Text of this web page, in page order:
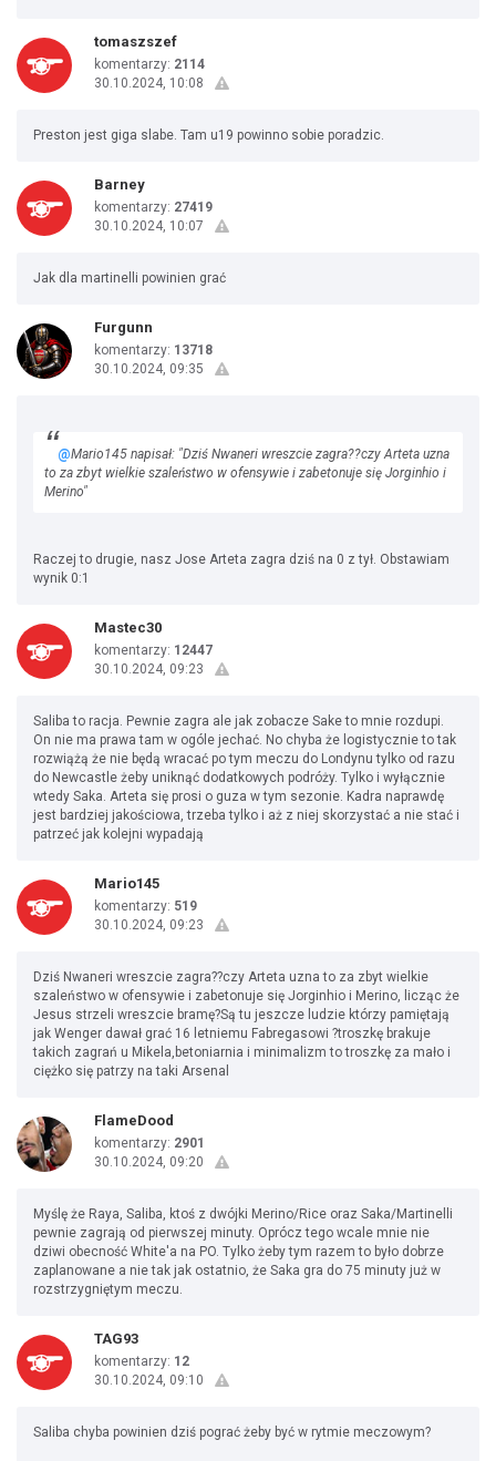
tomaszszef
komentarzy: 2114
30.10.2024, 10:08
Preston jest giga slabe. Tam u19 powinno sobie poradzic.
Barney
komentarzy: 27419
30.10.2024, 10:07
Jak dla martinelli powinien grać
Furgunn
komentarzy: 13718
30.10.2024, 09:35
@Mario145 napisał: "Dziś Nwaneri wreszcie zagra??czy Arteta uzna
to za zbyt wielkie szaleństwo w ofensywie i zabetonuje się Jorginhio i
Merino"
Raczej to drugie, nasz Jose Arteta zagra dziś na 0 z tył. Obstawiam
wynik 0:1
Mastec30
komentarzy: 12447
30.10.2024, 09:23
Saliba to racja. Pewnie zagra ale jak zobacze Sake to mnie rozdupi.
On nie ma prawa tam w ogóle jechać. No chyba że logistycznie to tak
rozwiążą że nie będą wracać po tym meczu do Londynu tylko od razu
do Newcastle żeby uniknąć dodatkowych podróży. Tylko i wyłącznie
wtedy Saka. Arteta się prosi o guza w tym sezonie. Kadra naprawdę
jest bardziej jakościowa, trzeba tylko i aż z niej skorzystać a nie stać i
patrzeć jak kolejni wypadają
Mario145
komentarzy: 519
30.10.2024, 09:23
Dziś Nwaneri wreszcie zagra??czy Arteta uzna to za zbyt wielkie
szaleństwo w ofensywie i zabetonuje się Jorginhio i Merino, licząc że
Jesus strzeli wreszcie bramę?Są tu jeszcze ludzie którzy pamiętają
jak Wenger dawał grać 16 letniemu Fabregasowi ?troszkę brakuje
takich zagrań u Mikela,betoniarnia i minimalizm to troszkę za mało i
ciężko się patrzy na taki Arsenal
FlameDood
komentarzy: 2901
30.10.2024, 09:20
Myślę że Raya, Saliba, ktoś z dwójki Merino/Rice oraz Saka/Martinelli
pewnie zagrają od pierwszej minuty. Oprócz tego wcale mnie nie
dziwi obecność White'a na PO. Tylko żeby tym razem to było dobrze
zaplanowane a nie tak jak ostatnio, że Saka gra do 75 minuty już w
rozstrzygniętym meczu.
TAG93
komentarzy: 12
30.10.2024, 09:10
Saliba chyba powinien dziś pograć żeby być w rytmie meczowym?